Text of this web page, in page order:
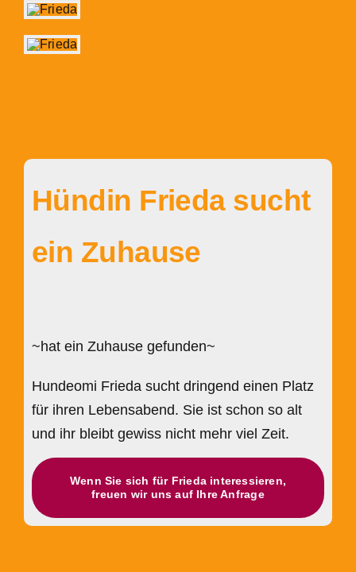
Hündin Frieda sucht
ein Zuhause
~hat ein Zuhause gefunden~
Hundeomi Frieda sucht dringend einen Platz
für ihren Lebensabend. Sie ist schon so alt
und ihr bleibt gewiss nicht mehr viel Zeit.
Wenn Sie sich für Frieda interessieren,
freuen wir uns auf Ihre Anfrage